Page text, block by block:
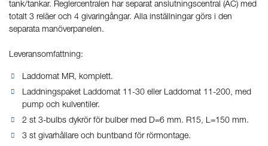
tank/tankar. Reglercentralen har separat anslutningscentral (AC) med
totalt 3 reläer och 4 givaringångar. Alla inställningar görs i den
separata manöverpanelen.
Leveransomfattning:
Laddomat MR, komplett.
Laddningspaket Laddomat 11-30 eller Laddomat 11-200, med
pump och kulventiler.
2 st 3-bulbs dykrör för bulber med D=6 mm. R15, L=150 mm.
3 st givarhållare och buntband för rörmontage.